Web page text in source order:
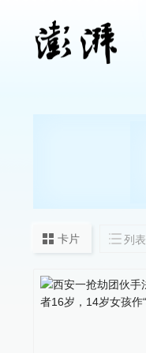
卡片 列表